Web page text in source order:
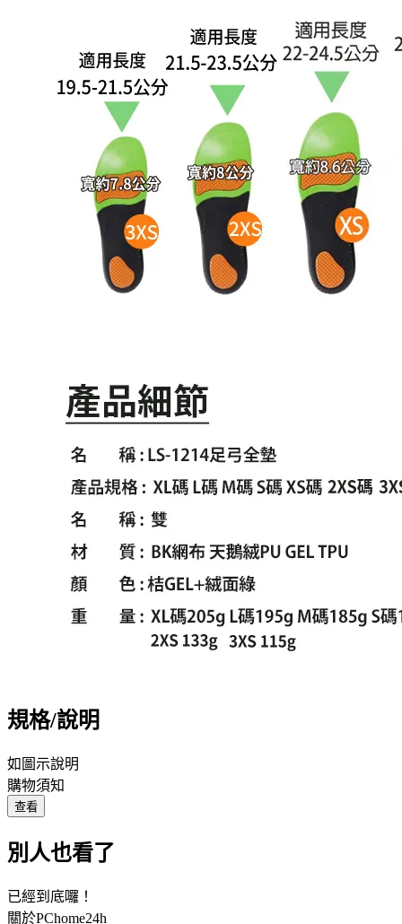
規格/說明
如圖示說明
購物須知
查看
別人也看了
已經到底囉！
關於PChome24h